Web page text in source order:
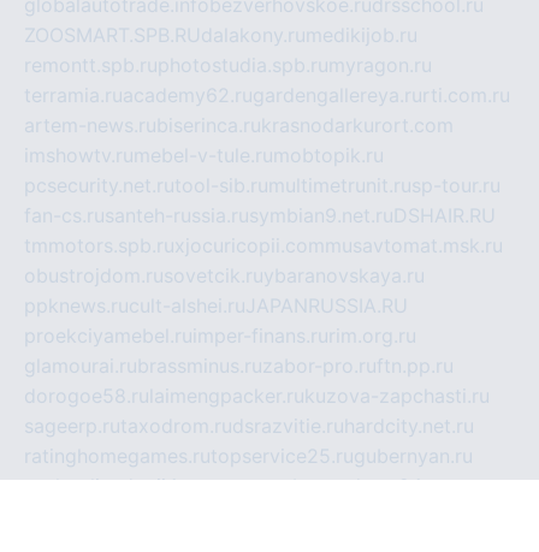
ZOOSMART.SPB.RUdalakony.ru medikijob.ru
remontt.spb.ruphotostudia.spb.ru myragon.ru
terramia.ruacademy62.rugardengallereya.ru rti.com.ru
artem-news.rubiserinca.rukrasnodarkurort.com
imshowtv.ru mebel-v-tule.ru mobtopik.ru
pcsecurity.net.rutool-sib.ru multimetrunit.rusp-tour.ru
fan-cs.rusanteh-russia.rusymbian9.net.ruDSHAIR.RU
tmmotors.spb.ruxjocuricopii.com musavtomat.msk.ru
obustrojdom.rusovetcik.ruybaranovskaya.ru
ppknews.rucult-alshei.ruJAPANRUSSIA.RU
proekciyamebel.ru imper-finans.ru rim.org.ru
glamourai.rubrassminus.ruzabor-pro.ruftn.pp.ru
dorogoe58.ru laimengpacker.rukuzova-zapchasti.ru
sageerp.rutaxodrom.rudsrazvitie.ru hardcity.net.ru
ratinghomegames.rutopservice25.rugubernyan.ru
gtglasslined.ruii4.rutssport.spb.ruandorra24.com